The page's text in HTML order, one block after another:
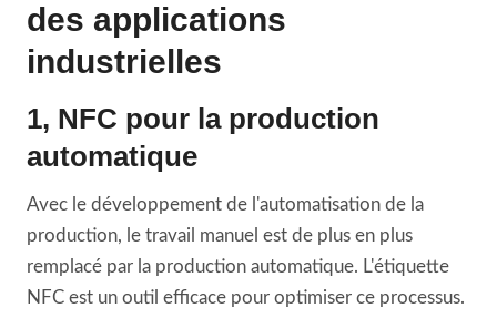
des applications
industrielles
1, NFC pour la production
automatique
Avec le développement de l'automatisation de la
production, le travail manuel est de plus en plus
remplacé par la production automatique. L'étiquette
NFC est un outil efficace pour optimiser ce processus.